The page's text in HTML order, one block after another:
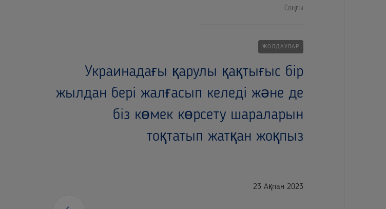
Соңғы
ЖОЛДАУЛАР
Украинадағы қарулы қақтығыс бір
жылдан бері жалғасып келеді және де
біз көмек көрсету шараларын
тоқтатып жатқан жоқпыз
23 Ақпан 2023